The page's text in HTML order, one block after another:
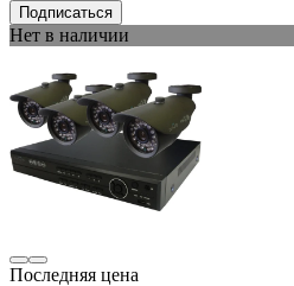
Подписаться
Нет в наличии
Последняя цена